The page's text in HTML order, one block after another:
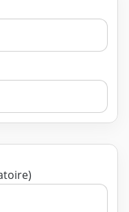
(obligatoire)